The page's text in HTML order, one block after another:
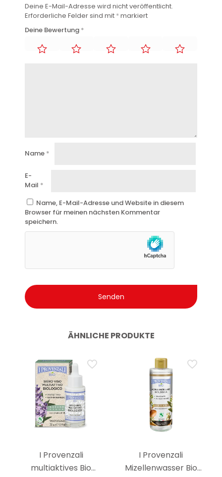
Deine E-Mail-Adresse wird nicht veröffentlicht.
Erforderliche Felder sind mit *markiert
Deine Bewertung *
Name *
E-
Mail *
Name, E-Mail-Adresse und Website in diesem
Browser für meinen nächsten Kommentar
speichern.
ÄHNLICHE PRODUKTE
I Provenzali
multiaktives Bio
I Provenzali
Mizellenwasser Bio